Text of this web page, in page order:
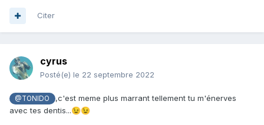
Citer
cyrus
Posté(e) le 22 septembre 2022
@TONIDO
,c'est meme plus marrant tellement tu m'énerves
avec tes dentis...😉😉